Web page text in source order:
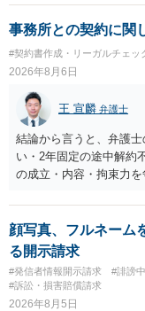
事務所との契約に関
#契約書作成・リーガルチェッ
2026年8月6日
王 宣麟 弁護士
結論から言うと、弁護
い・2年固定の途中解約
の成立・内容・拘束力
みてはいかがでしょう
であれば）書面で退所意
顔写真、フルネーム
る開示請求
#発信者情報開示請求 #誹謗
#訴訟・損害賠償請求
2026年8月5日